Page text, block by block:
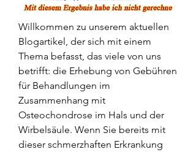
Willkommen zu unserem aktuellen
Blogartikel, der sich mit einem
Thema befasst, das viele von uns
betrifft: die Erhebung von Gebühren
für Behandlungen im
Zusammenhang mit
Osteochondrose im Hals und der
Wirbelsäule. Wenn Sie bereits mit
dieser schmerzhaften Erkrankung